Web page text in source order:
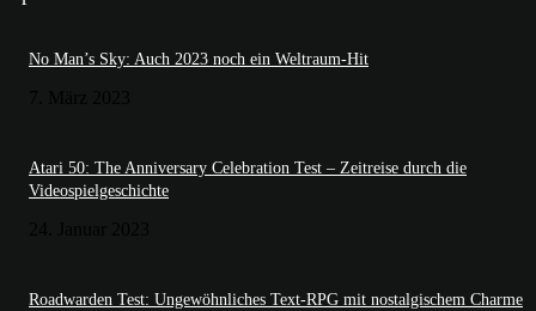
No Man’s Sky: Auch 2023 noch ein Weltraum-Hit
Atari 50: The Anniversary Celebration Test – Zeitreise durch die
Videospielgeschichte
Roadwarden Test: Ungewöhnliches Text-RPG mit nostalgischem Charme